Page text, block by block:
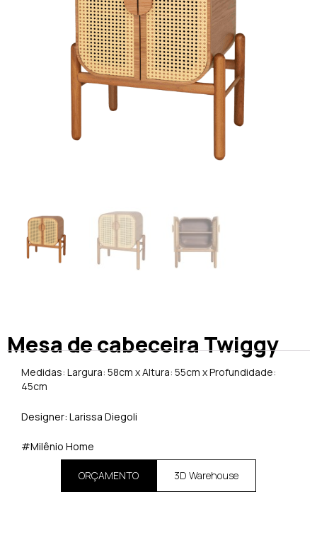
Mesa de cabeceira Twiggy
Medidas: Largura: 58cm x Altura: 55cm x Profundidade:
45cm
Designer: Larissa Diegoli
#Milênio Home
ORÇAMENTO 3D Warehouse